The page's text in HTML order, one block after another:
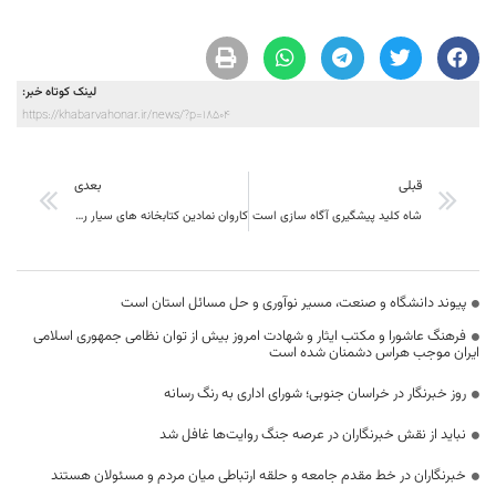
لینک کوتاه خبر:
https://khabarvahonar.ir/news/?p=18504
قبلی
شاه کلید پیشگیری آگاه سازی است
بعدی
کاروان نمادین کتابخانه های سیار روستایی و شهری در بیرجند به حرکت در آمد
پیوند دانشگاه و صنعت، مسیر نوآوری و حل مسائل استان است
فرهنگ عاشورا و مکتب ایثار و شهادت امروز بیش از توان نظامی جمهوری اسلامی
ایران موجب هراس دشمنان شده است
روز خبرنگار در خراسان جنوبی؛ شورای اداری به رنگ رسانه
نباید از نقش خبرنگاران در عرصه جنگ روایت‌ها غافل شد
خبرنگاران در خط مقدم جامعه و حلقه ارتباطی میان مردم و مسئولان هستند